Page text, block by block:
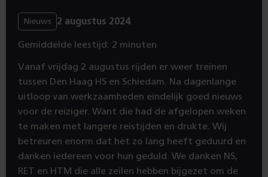
Nieuws 2 augustus 2024
Gemiddelde leestijd: 2 minuten
Vanaf vrijdag 2 augustus rijden er weer treinen
tussen Den Haag HS en Schiedam. Na dagenlange
uitloop van werkzaamheden eindelijk goed nieuws
voor de reiziger. Want die had de afgelopen weken
te maken met langere reistijden en drukte. Wij
betreuren enorm dat het zo lang heeft geduurd en
danken iedereen voor hun geduld. We danken NS,
RET en HTM die alle zeilen hebben bijgezet om de